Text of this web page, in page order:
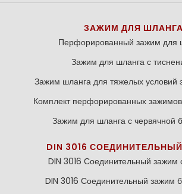
ЗАЖИМ ДЛЯ ШЛАНГА
Перфорированный зажим для
Зажим для шланга с
Зажим шланга для тяжелых условий
Комплект перфорированных
Зажим для шланга с червячной
DIN 3016
DIN 3016 Соединительный зажим
DIN 3016 Соединительный зажим